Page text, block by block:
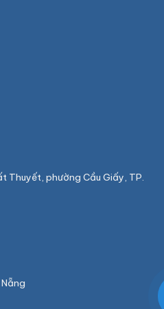
Thuyết, phường Cầu Giấy, TP.